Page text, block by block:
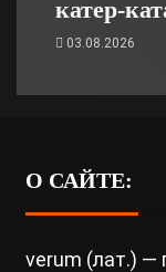
катер-
03.08.2026
О САЙТЕ:
verum (лат.) —